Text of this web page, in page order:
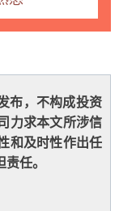
布，不构成投资
力求本文所涉信
和及时性作出任
任。